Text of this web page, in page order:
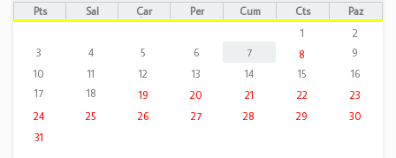
Pts Sal Çar Per Cum Cts
Paz
1
2
3
4 5 6 7 8
9
10
11 12 13 14 15
16
17
18 19 20 21 22
23
24
25 26 27 28 29
30
31